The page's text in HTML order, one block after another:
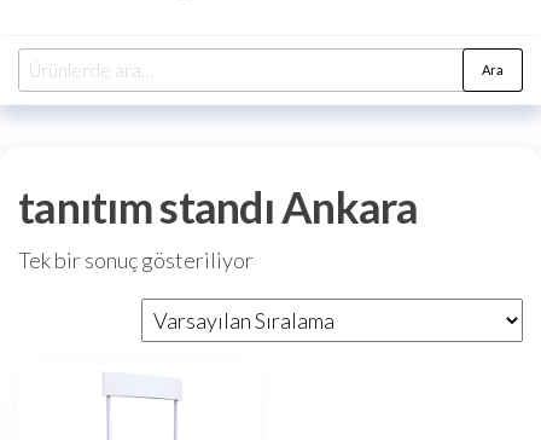
Ara
tanıtım standı Ankara
Tek bir sonuç gösteriliyor